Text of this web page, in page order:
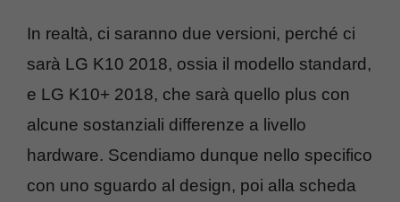
In realtà, ci saranno due versioni, perché ci
sarà LG K10 2018, ossia il modello standard,
e LG K10+ 2018, che sarà quello plus con
alcune sostanziali differenze a livello
hardware. Scendiamo dunque nello specifico
con uno sguardo al design, poi alla scheda